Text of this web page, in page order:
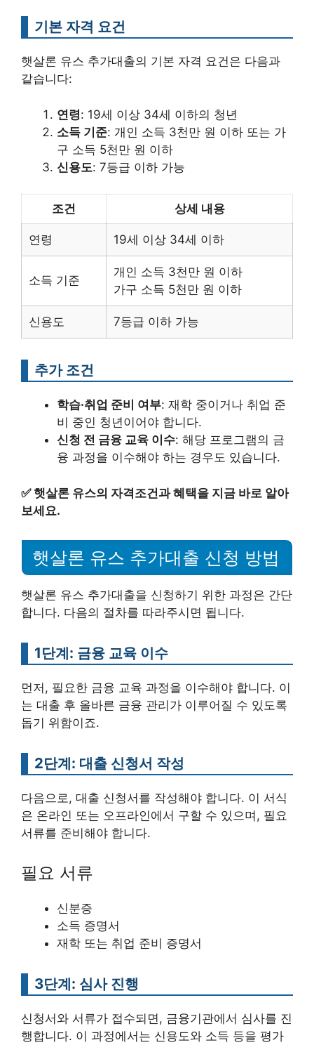
기본 자격 요건
햇살론 유스 추가대출의 기본 자격 요건은 다음과
같습니다:
연령: 19세 이상 34세 이하의 청년
소득 기준: 개인 소득 3천만 원 이하 또는 가
구 소득 5천만 원 이하
신용도: 7등급 이하 가능
조건 상세 내용
연령 19세 이상 34세 이하
소득 기준
개인 소득 3천만 원 이하
가구 소득 5천만 원 이하
신용도 7등급 이하 가능
추가 조건
학습·취업 준비 여부: 재학 중이거나 취업 준
비 중인 청년이어야 합니다.
신청 전 금융 교육 이수: 해당 프로그램의 금
융 과정을 이수해야 하는 경우도 있습니다.
✅ 햇살론 유스의 자격조건과 혜택을 지금 바로 알아
보세요.
햇살론 유스 추가대출 신청 방법
햇살론 유스 추가대출을 신청하기 위한 과정은 간단
합니다. 다음의 절차를 따라주시면 됩니다.
1단계: 금융 교육 이수
먼저, 필요한 금융 교육 과정을 이수해야 합니다. 이
는 대출 후 올바른 금융 관리가 이루어질 수 있도록
돕기 위함이죠.
2단계: 대출 신청서 작성
다음으로, 대출 신청서를 작성해야 합니다. 이 서식
은 온라인 또는 오프라인에서 구할 수 있으며, 필요
서류를 준비해야 합니다.
필요 서류
신분증
소득 증명서
재학 또는 취업 준비 증명서
3단계: 심사 진행
신청서와 서류가 접수되면, 금융기관에서 심사를 진
행합니다. 이 과정에서는 신용도와 소득 등을 평가